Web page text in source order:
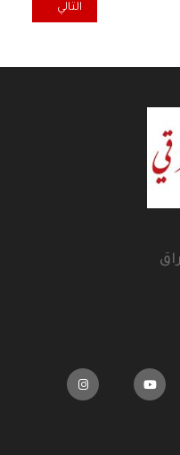
هشام الهاشمي ضحية صراع الدولة
المقال التالي:
التالي